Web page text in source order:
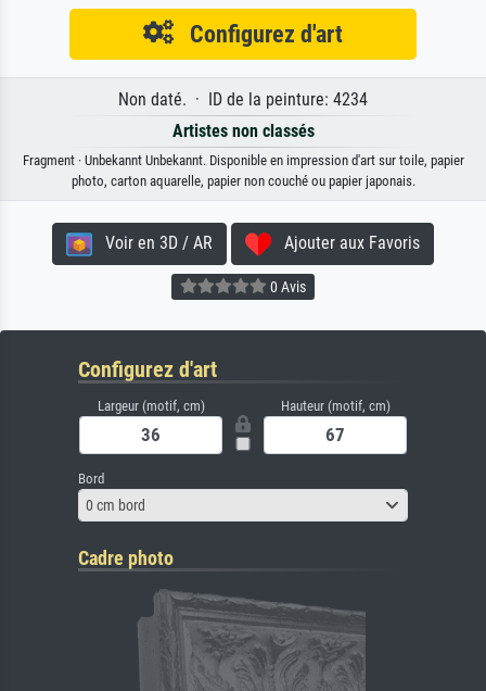
Configurez d'art
Non daté. · ID de la peinture: 4234
Artistes non classés
Fragment · Unbekannt Unbekannt. Disponible en impression d'art sur toile, papier
photo, carton aquarelle, papier non couché ou papier japonais.
Voir en 3D / AR Ajouter aux Favoris
0 Avis
Configurez d'art
Largeur (motif, cm) Hauteur (motif, cm)
Bord
0 cm bord
Cadre photo